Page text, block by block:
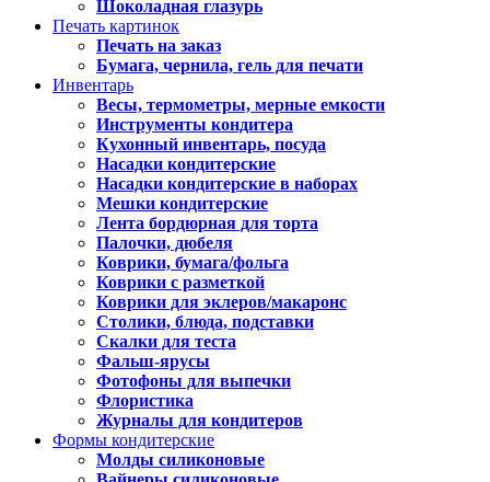
Шоколадная глазурь
Печать картинок
Печать на заказ
Бумага, чернила, гель для печати
Инвентарь
Весы, термометры, мерные емкости
Инструменты кондитера
Кухонный инвентарь, посуда
Насадки кондитерские
Насадки кондитерские в наборах
Мешки кондитерские
Лента бордюрная для торта
Палочки, дюбеля
Коврики, бумага/фольга
Коврики с разметкой
Коврики для эклеров/макаронс
Столики, блюда, подставки
Скалки для теста
Фальш-ярусы
Фотофоны для выпечки
Флористика
Журналы для кондитеров
Формы кондитерские
Молды силиконовые